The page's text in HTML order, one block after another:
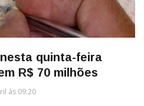
quinta-feira
R$ 70 milhões
às 09:20